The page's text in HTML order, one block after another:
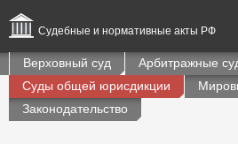
Судебные и нормативные акты РФ
Верховный суд
Арбитражные
Суды общей юрисдикции
Законодательство